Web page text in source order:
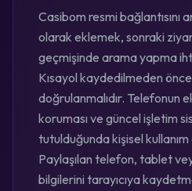
Casibom resmi bağlantısını
olarak eklemek, sonraki
geçmişinde arama yapma
Kısayol kaydedilmeden önce
doğrulanmalıdır. Telefonun
koruması ve güncel işletim
tutulduğunda kişisel
Paylaşılan telefon, tablet
bilgilerini tarayıcıya